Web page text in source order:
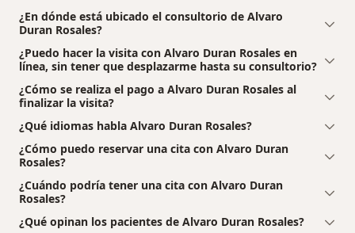
¿En dónde está ubicado el consultorio de Alvaro
Duran Rosales?
¿Puedo hacer la visita con Alvaro Duran Rosales en
línea, sin tener que desplazarme hasta su consultorio?
¿Cómo se realiza el pago a Alvaro Duran Rosales al
finalizar la visita?
¿Qué idiomas habla Alvaro Duran Rosales?
¿Cómo puedo reservar una cita con Alvaro Duran
Rosales?
¿Cuándo podría tener una cita con Alvaro Duran
Rosales?
¿Qué opinan los pacientes de Alvaro Duran Rosales?